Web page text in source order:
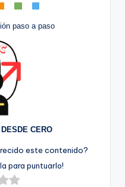
paso a paso
CERO
este contenido?
para puntuarlo!